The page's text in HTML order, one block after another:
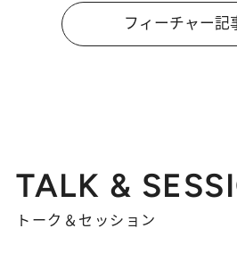
フィーチャー記
TALK &
トーク＆セッション